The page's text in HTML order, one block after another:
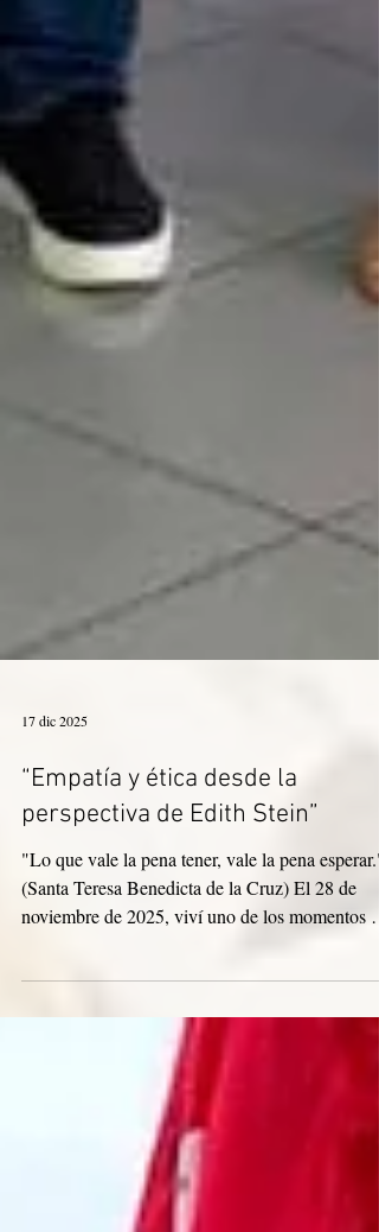
17 dic 2025
“Empatía y ética desde la
perspectiva de Edith Stein”
significativos de mi trayectoria académica: la
defensa de mi Proyecto Final de Carrera (PFC) en
Filosofía en el Centro Universitario Salesiano de
Vitória/ES. Tras tres años de intenso estudio,
presentar ante el tribunal el tema que me
acompañó en este camino: "Empatía y ética
la perspectiva de Edith Stein". Bajo la guía del